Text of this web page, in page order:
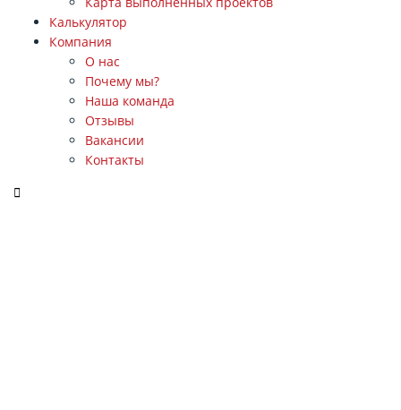
Калькулятор
Компания
О нас
Почему мы?
Наша команда
Отзывы
Вакансии
Контакты